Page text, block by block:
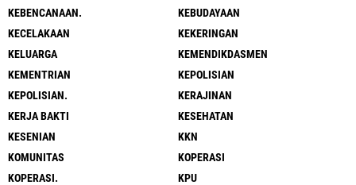
KEBENCANAAN.
KEBUDAYAAN
KECELAKAAN
KEKERINGAN
KELUARGA
KEMENDIKDASMEN
KEMENTRIAN
KEPOLISIAN
KEPOLISIAN.
KERAJINAN
KERJA BAKTI
KESEHATAN
KESENIAN
KKN
KOMUNITAS
KOPERASI
KOPERASI.
KPU